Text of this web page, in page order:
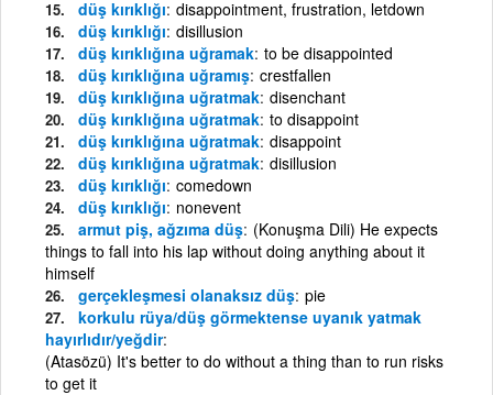
düş kırıklığı disappointment, frustration, letdown
düş kırıklığı disillusion
düş kırıklığına uğramak to be disappointed
düş kırıklığına uğramış crestfallen
düş kırıklığına uğratmak disenchant
düş kırıklığına uğratmak to disappoint
düş kırıklığına uğratmak disappoint
düş kırıklığına uğratmak disillusion
düş kırıklığı comedown
düş kırıklığı nonevent
armut piş, ağzıma düş (Konuşma Dili) He expects
things to fall into his lap without doing anything about it
himself
gerçekleşmesi olanaksız düş pie
korkulu rüya/düş görmektense uyanık yatmak
hayırlıdır/yeğdir
(Atasözü) It's better to do without a thing than to run risks
to get it